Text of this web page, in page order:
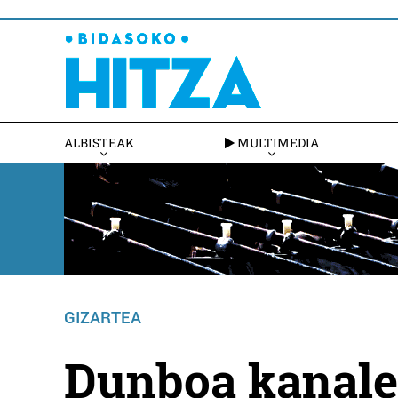
ALBISTEAK MULTIMEDIA
GIZARTEA
Dunboa